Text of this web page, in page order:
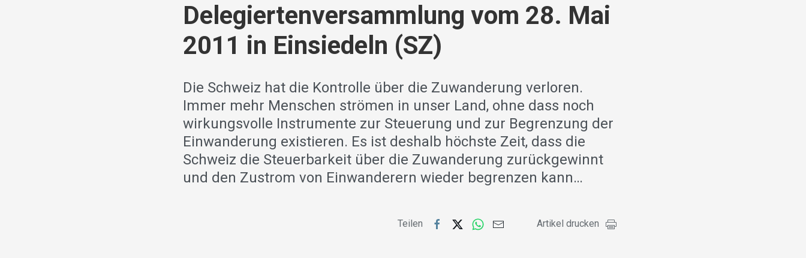
Delegiertenversammlung vom 28. Mai
2011 in Einsiedeln (SZ)
Die Schweiz hat die Kontrolle über die Zuwanderung verloren.
Immer mehr Menschen strömen in unser Land, ohne dass noch
wirkungsvolle Instrumente zur Steuerung und zur Begrenzung der
Einwanderung existieren. Es ist deshalb höchste Zeit, dass die
Schweiz die Steuerbarkeit über die Zuwanderung zurückgewinnt
und den Zustrom von Einwanderern wieder begrenzen kann…
Teilen Artikel drucken